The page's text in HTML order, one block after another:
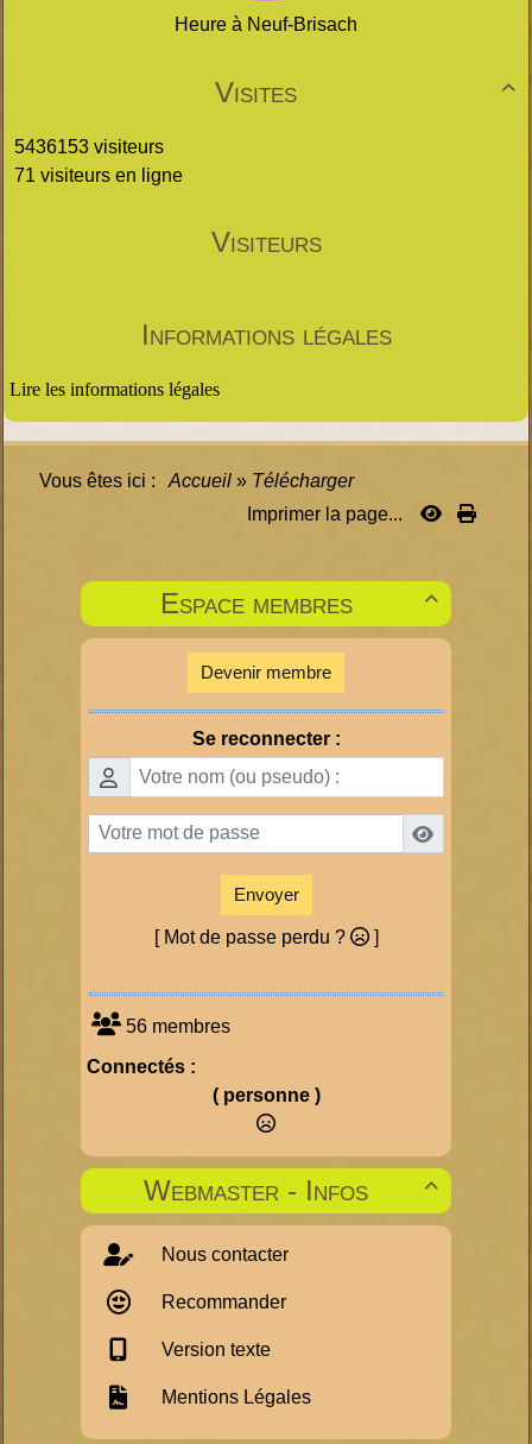
Heure à Neuf-Brisach

Visites
5436153 visiteurs
71 visiteurs en ligne
Visiteurs
Informations légales
Lire les informations légales
Vous êtes ici : Accueil » Télécharger
Imprimer la page...

Espace membres
Devenir membre
Se reconnecter :
Envoyer
[ Mot de passe perdu ? ]
56 membres
Connectés :
( personne )

Webmaster - Infos
Nous contacter
Recommander
Version texte
Mentions Légales